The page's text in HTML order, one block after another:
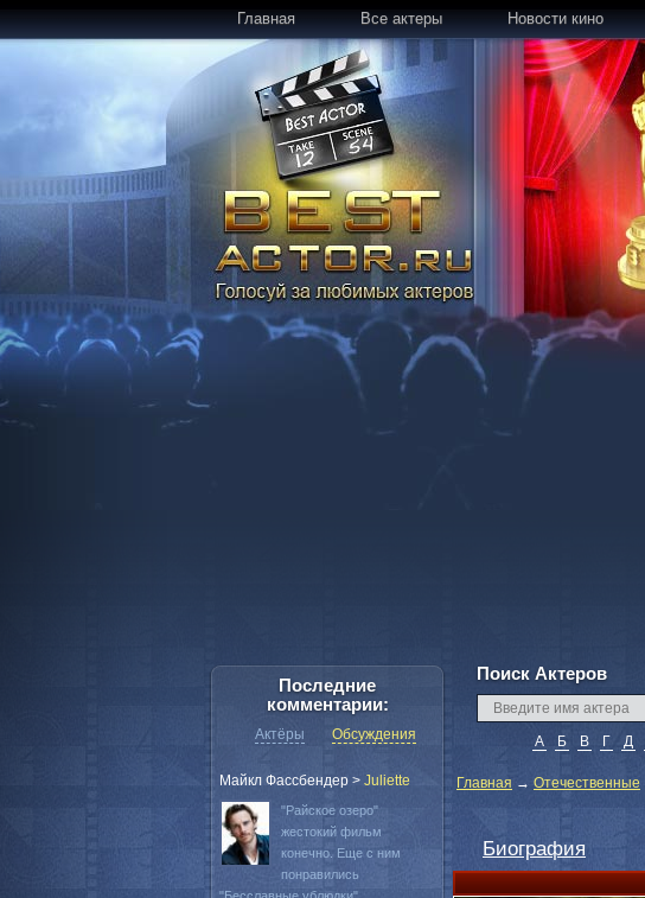
Главная Все актеры Новости кино
Поиск Актеров
А Б В Г Д
Главная → Отечественные
Биография
Последние
комментарии:
Актёры Обсуждения
Майкл Фассбендер > Juliette
"Райское озеро"
жестокий фильм
конечно. Еще с ним
понравились